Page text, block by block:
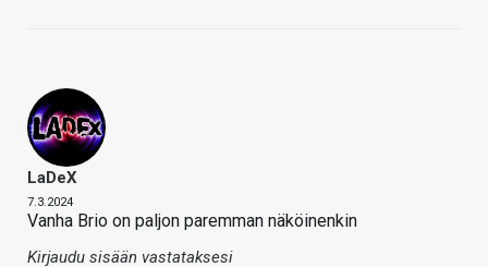
LaDeX
7.3.2024
Vanha Brio on paljon paremman näköinenkin
Kirjaudu sisään vastataksesi